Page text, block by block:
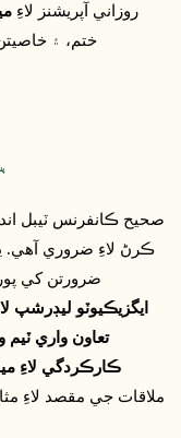
روزاني آپريشنز لاءِ
ضرورتن کي
ايگزيڪيوٽو
تعاون واري
ڪارڪردگي لاءِ